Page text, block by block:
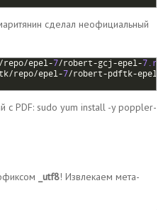
сделал неофициальный
/repo/epel-7/robert-gcj -epel-7.repo
/repo/epel-7/robert-pdftk-epel
с PDF: sudo yum install -y poppler-
_utf8! Извлекаем мета-